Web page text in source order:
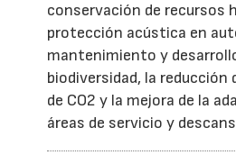
conservación de recursos
protección acústica en
mantenimiento y
biodiversidad, la reducción
de CO2 y la mejora de la
áreas de servicio y